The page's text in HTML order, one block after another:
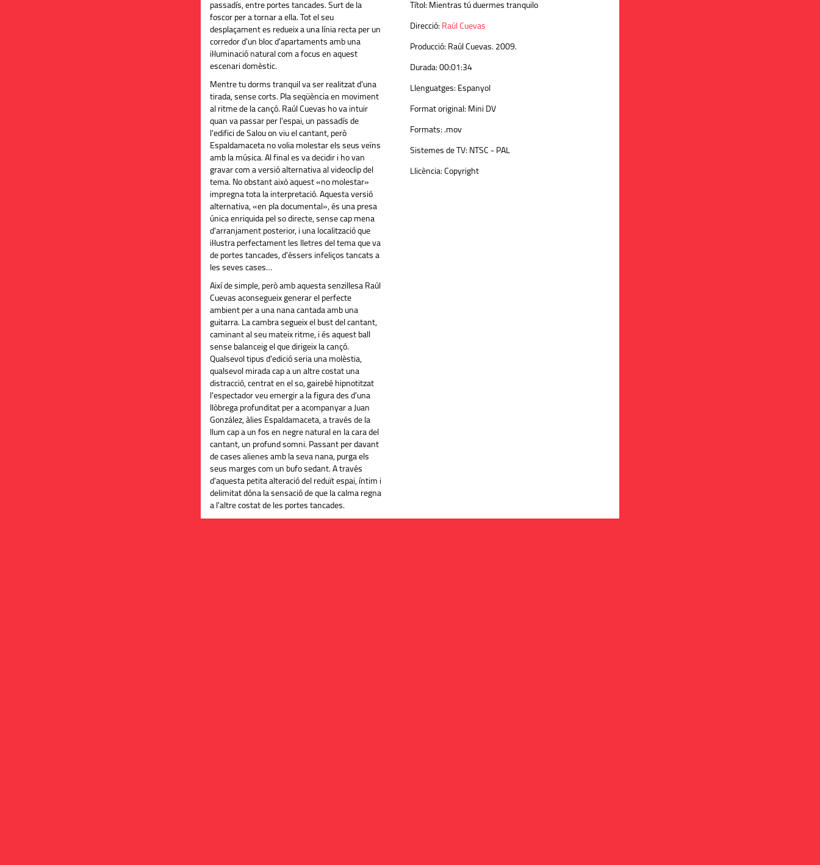
passadís, entre portes tancades. Surt de la
foscor per a tornar a ella. Tot el seu
desplaçament es redueix a una línia recta per un
corredor d'un bloc d'apartaments amb una
il·luminació natural com a focus en aquest
escenari domèstic.
Mentre tu dorms tranquil va ser realitzat d'una
tirada, sense corts. Pla seqüència en moviment
al ritme de la cançó. Raúl Cuevas ho va intuir
quan va passar per l'espai, un passadís de
l'edifici de Salou on viu el cantant, però
Espaldamaceta no volia molestar els seus veïns
amb la música. Al final es va decidir i ho van
gravar com a versió alternativa al videoclip del
tema. No obstant això aquest «no molestar»
impregna tota la interpretació. Aquesta versió
alternativa, «en pla documental», és una presa
única enriquida pel so directe, sense cap mena
d'arranjament posterior, i una localització que
il·lustra perfectament les lletres del tema que va
de portes tancades, d'éssers infeliços tancats a
les seves cases…
Així de simple, però amb aquesta senzillesa Raúl
Cuevas aconsegueix generar el perfecte
ambient per a una nana cantada amb una
guitarra. La cambra segueix el bust del cantant,
caminant al seu mateix ritme, i és aquest ball
sense balanceig el que dirigeix la cançó.
Qualsevol tipus d'edició seria una molèstia,
qualsevol mirada cap a un altre costat una
distracció, centrat en el so, gairebé hipnotitzat
l'espectador veu emergir a la figura des d'una
llòbrega profunditat per a acompanyar a Juan
González, àlies Espaldamaceta, a través de la
llum cap a un fos en negre natural en la cara del
cantant, un profund somni. Passant per davant
de cases alienes amb la seva nana, purga els
seus marges com un bufo sedant. A través
d'aquesta petita alteració del reduït espai, íntim i
delimitat dóna la sensació de que la calma regna
a l'altre costat de les portes tancades.
Títol: Mientras tú duermes tranquilo
Direcció: Raúl Cuevas
Producció: Raúl Cuevas. 2009.
Durada: 00:01:34
Llenguatges: Espanyol
Format original: Mini DV
Formats: .mov
Sistemes de TV: NTSC - PAL
Llicència: Copyright